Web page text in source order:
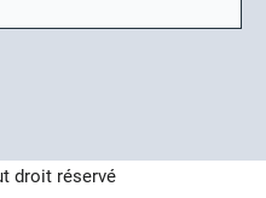
droit réservé